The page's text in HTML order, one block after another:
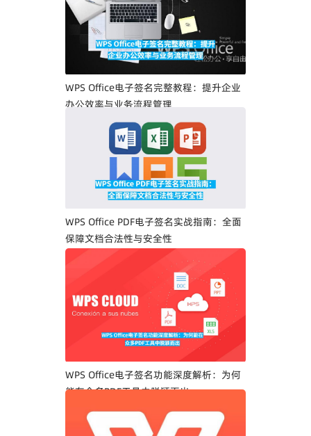
WPS Office电子签名完整教程：提升企业
办公效率与业务流程管理
WPS Office PDF电子签名实战指南：全面
保障文档合法性与安全性
WPS Office电子签名功能深度解析：为何
能在众多PDF工具中脱颖而出